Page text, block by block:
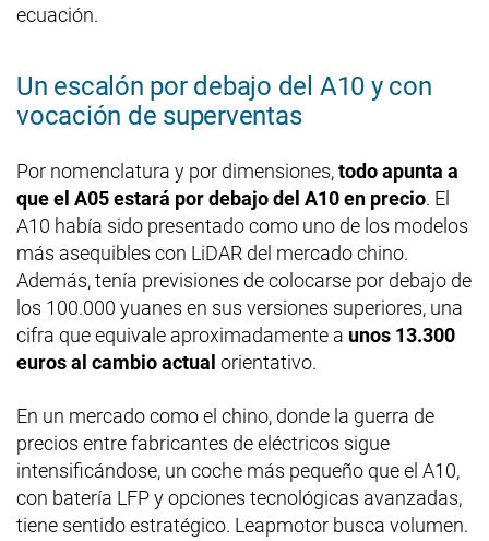
ecuación.
Un escalón por debajo del A10 y con
vocación de superventas
Por nomenclatura y por dimensiones,todo apunta a
que el A05 estará por debajo del A10 en precio. El
A10 había sido presentado como uno de los modelos
más asequibles con LiDAR del mercado chino.
Además, tenía previsiones de colocarse por debajo de
los 100.000 yuanes en sus versiones superiores, una
cifra que equivale aproximadamente a unos 13.300
euros al cambio actual orientativo.
En un mercado como el chino, donde la guerra de
precios entre fabricantes de eléctricos sigue
intensificándose, un coche más pequeño que el A10,
con batería LFP y opciones tecnológicas avanzadas,
tiene sentido estratégico. Leapmotor busca volumen.